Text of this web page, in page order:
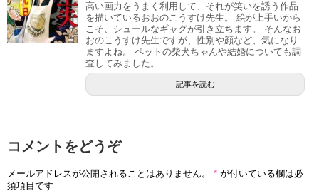
子を描いた子育てエッセイ漫画が大人気となり、シリーズ
累計300万部の大ヒットとなりました。
高い画力をうまく利用して、それが笑いを誘う作品
を描いているおおのこうすけ先生。 絵が上手いから
こそ、シュールなギャグが引き立ちます。 そんなお
おのこうすけ先生ですが、性別や顔など、気になり
ますよね。 ペットの柴犬ちゃんや結婚についても調
査してみました。
記事を読む
コメントをどうぞ
メールアドレスが公開されることはありません。 * が付いている欄は必
須項目です